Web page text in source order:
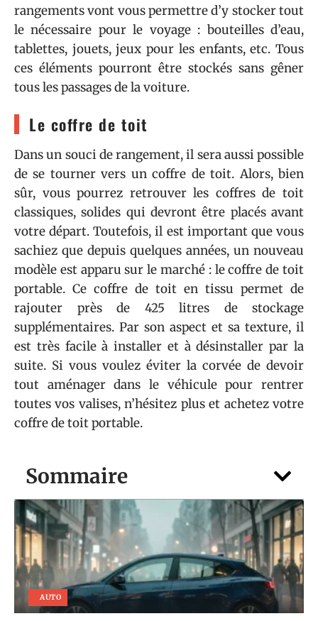
Sommaire
AUTO
rangements vont vous permettre d’y stocker tout
le nécessaire pour le voyage : bouteilles d’eau,
tablettes, jouets, jeux pour les enfants, etc. Tous
ces éléments pourront être stockés sans gêner
tous les passages de la voiture.
Le coffre de toit
Dans un souci de rangement, il sera aussi possible
de se tourner vers un coffre de toit. Alors, bien
sûr, vous pourrez retrouver les coffres de toit
classiques, solides qui devront être placés avant
votre départ. Toutefois, il est important que vous
sachiez que depuis quelques années, un nouveau
modèle est apparu sur le marché : le coffre de toit
portable. Ce coffre de toit en tissu permet de
rajouter près de 425 litres de stockage
supplémentaires. Par son aspect et sa texture, il
est très facile à installer et à désinstaller par la
suite. Si vous voulez éviter la corvée de devoir
tout aménager dans le véhicule pour rentrer
toutes vos valises, n’hésitez plus et achetez votre
coffre de toit portable.